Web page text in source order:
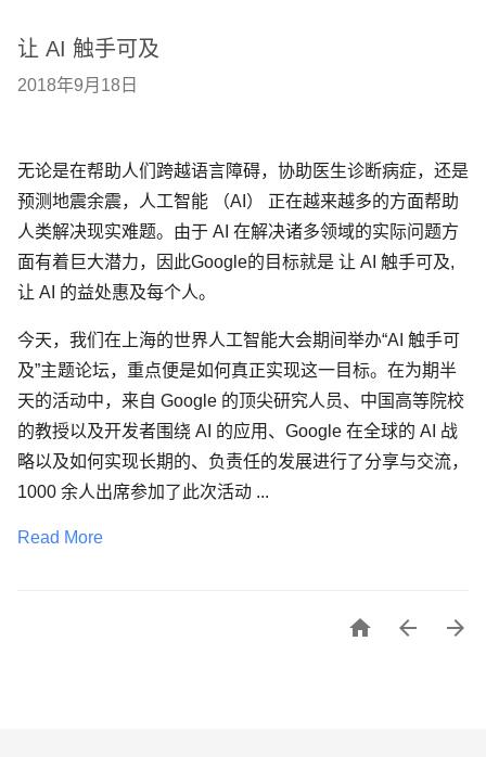
让 AI 触手可及
2018年9月18日
无论是在帮助人们跨越语言障碍，协助医生诊断病症，还是
预测地震余震，人工智能 （AI） 正在越来越多的方面帮助
人类解决现实难题。由于 AI 在解决诸多领域的实际问题方
面有着巨大潜力，因此Google的目标就是 让 AI 触手可及,
让 AI 的益处惠及每个人。
今天，我们在上海的世界人工智能大会期间举办“AI 触手可
及”主题论坛，重点便是如何真正实现这一目标。在为期半
天的活动中，来自 Google 的顶尖研究人员、中国高等院校
的教授以及开发者围绕 AI 的应用、Google 在全球的 AI 战
略以及如何实现长期的、负责任的发展进行了分享与交流，
1000 余人出席参加了此次活动 ...
Read More
  